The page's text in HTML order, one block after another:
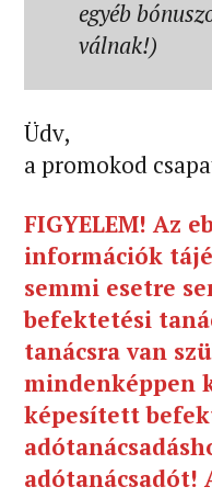
egyéb
válnak!)
Üdv,
a promokod
FIGYELEM! Az
információk
semmi esetre
befektetési
tanácsra van
mindenképpen
képesített
adótanácsadót!